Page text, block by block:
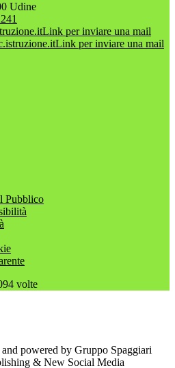
Udine
Link per inviare una mail
Link per inviare una mail
Pubblico
volte
powered by Gruppo Spaggiari
& New Social Media